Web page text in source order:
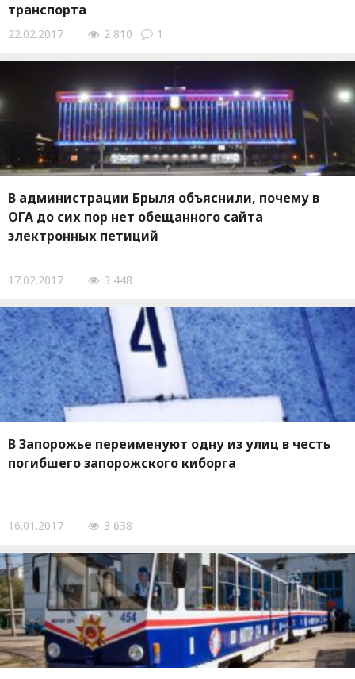
транспорта
22.02.2017 2 810 1
В администрации Брыля объяснили, почему в
ОГА до сих пор нет обещанного сайта
электронных петиций
17.02.2017 3 448
В Запорожье переименуют одну из улиц в честь
погибшего запорожского киборга
16.01.2017 3 638